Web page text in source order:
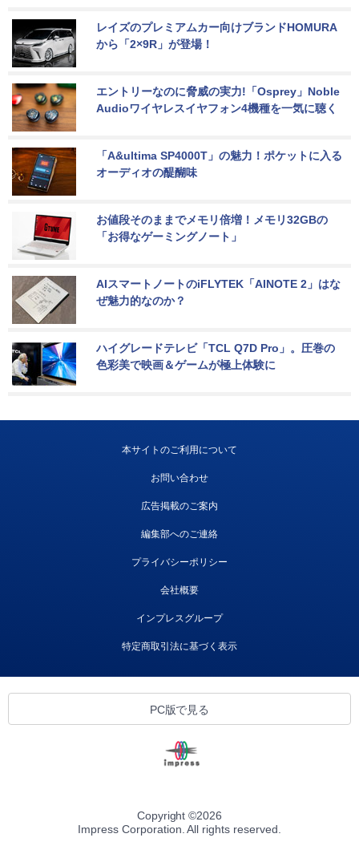
レイズのプレミアムカー向けブランドHOMURA
から「2×9R」が登場！
エントリーなのに脅威の実力!「Osprey」Noble
Audioワイヤレスイヤフォン4機種を一気に聴く
「A&ultima SP4000T」の魅力！ポケットに入る
オーディオの醍醐味
お値段そのままでメモリ倍増！メモリ32GBの
「お得なゲーミングノート」
AIスマートノートのiFLYTEK「AINOTE 2」はな
ぜ魅力的なのか？
ハイグレードテレビ「TCL Q7D Pro」。圧巻の
色彩美で映画＆ゲームが極上体験に
本サイトのご利用について
お問い合わせ
広告掲載のご案内
編集部へのご連絡
プライバシーポリシー
会社概要
インプレスグループ
特定商取引法に基づく表示
PC版で見る
Copyright ©2026
Impress Corporation. All rights reserved.